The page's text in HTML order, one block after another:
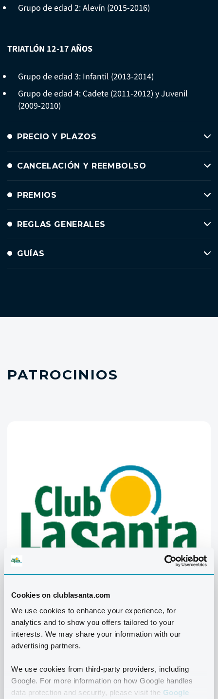
Cookies on clublasanta.com
We use cookies to enhance your experience, for
analytics and to show you offers tailored to your
interests. We may share your information with our
advertising partners.
We use cookies from third-party providers, including
Google. For more information on how Google handles
data protection and security, please visit the Google
Grupo de edad 2: Alevín (2015-2016)
TRIATLÓN 12-17 AÑOS
Grupo de edad 3: Infantil (2013-2014)
Grupo de edad 4: Cadete (2011-2012) y Juvenil
(2009-2010)
PRECIO Y PLAZOS
CANCELACIÓN Y REEMBOLSO
PREMIOS
REGLAS GENERALES
GUÍAS
PATROCINIOS